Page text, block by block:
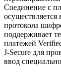
Соединение с
протокола
поддерживает
платежей
J-Secure для
ввод